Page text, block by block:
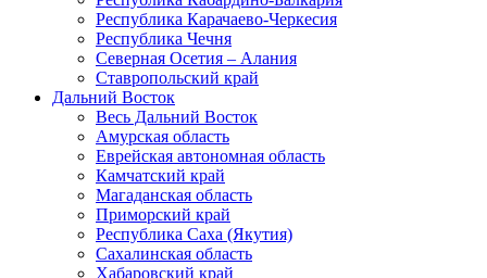
Республика Карачаево-Черкесия
Республика Чечня
Северная Осетия – Алания
Ставропольский край
Дальний Восток
Весь Дальний Восток
Амурская область
Еврейская автономная область
Камчатский край
Магаданская область
Приморский край
Республика Саха (Якутия)
Сахалинская область
Хабаровский край